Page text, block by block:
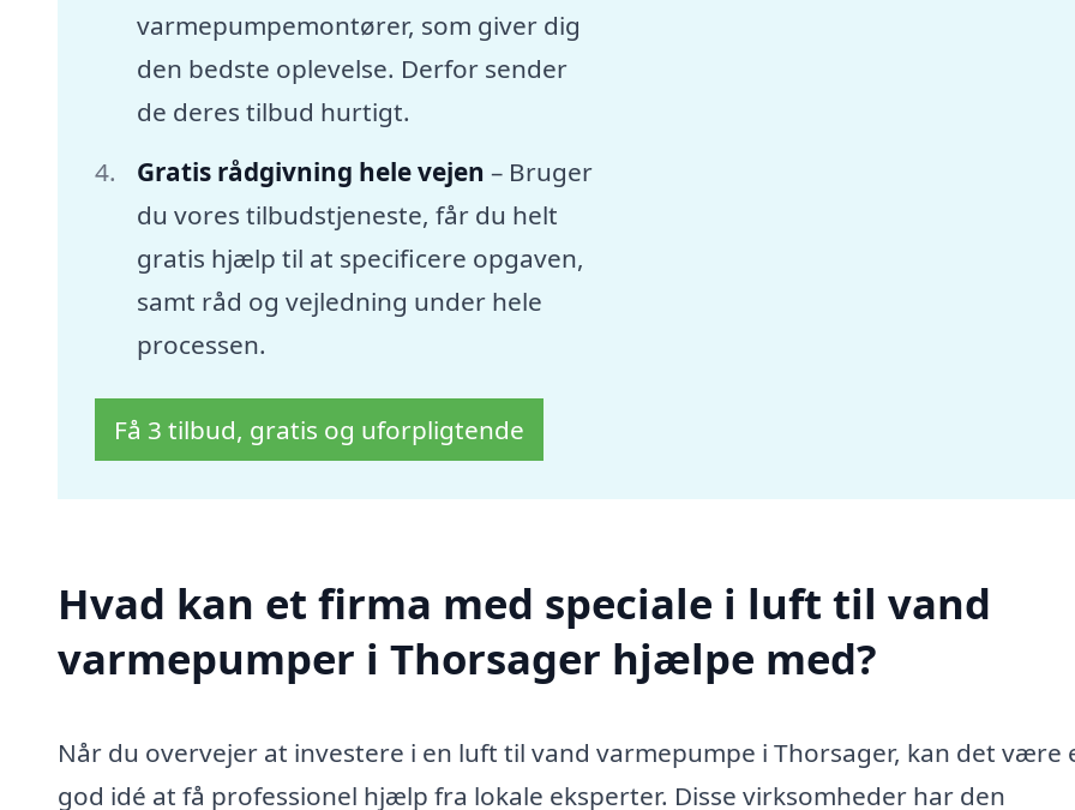
varmepumpemontører, som giver dig
den bedste oplevelse. Derfor sender
de deres tilbud hurtigt.
Gratis rådgivning hele vejen – Bruger
du vores tilbudstjeneste, får du helt
gratis hjælp til at specificere opgaven,
samt råd og vejledning under hele
processen.
Få 3 tilbud, gratis og uforpligtende
Hvad kan et firma med speciale i luft til vand
varmepumper i Thorsager hjælpe med?
Når du overvejer at investere i en luft til vand varmepumpe i Thorsager, kan det være
god idé at få professionel hjælp fra lokale eksperter. Disse virksomheder har den